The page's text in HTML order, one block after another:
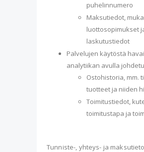
puhelinnumero
Maksutiedot,
luottosopimukset
laskutustiedot
Palvelujen käytöstä
analytiikan avulla
Ostohistoria, mm.
tuotteet ja niiden
Toimitustiedot,
toimitustapa ja
Tunniste-, yhteys- ja